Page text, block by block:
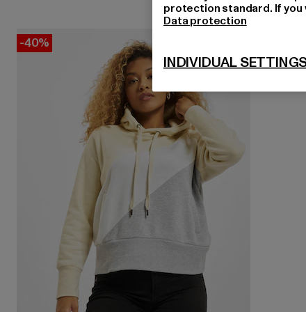
-40%
protection standard. If you
Data protection
INDIVIDUAL